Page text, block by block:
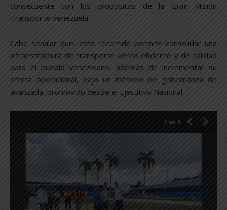
consecuente con los propósitos de la Gran Misión
Transporte Venezuela.
Cabe señalar que, este recorrido permite consolidar una
infraestructura de transporte aéreo eficiente y de calidad
para el pueblo venezolano, además de incrementar su
oferta operacional, bajo un método de gobernanza de
avanzada, promovido desde el Ejecutivo Nacional.
1 de 9